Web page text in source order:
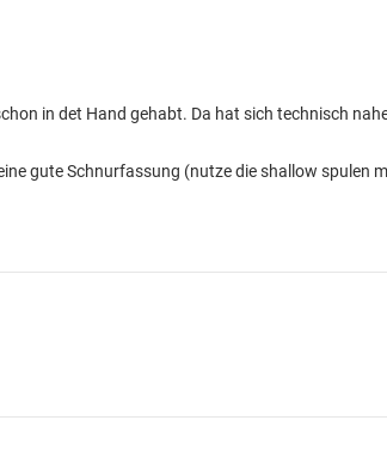
in det Hand gehabt. Da hat sich technisch
gute Schnurfassung (nutze die shallow spulen